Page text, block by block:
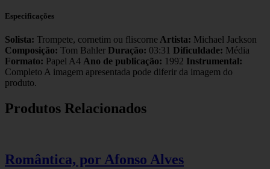
Especificações
Solista: Trompete, cornetim ou fliscorne Artista: Michael Jackson
Composição: Tom Bahler Duração: 03:31 Dificuldade: Média
Formato: Papel A4 Ano de publicação: 1992 Instrumental:
Completo A imagem apresentada pode diferir da imagem do
produto.
Produtos Relacionados
Romântica, por Afonso Alves